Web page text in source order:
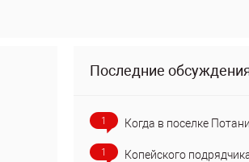
Последние
1 Когда в поселке
1 Копейского